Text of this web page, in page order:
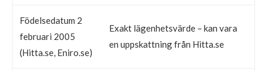
Födelsedatum 2
februari 2005
(Hitta.se, Eniro.se)
Exakt lägenhetsvärde – kan vara
en uppskattning från Hitta.se